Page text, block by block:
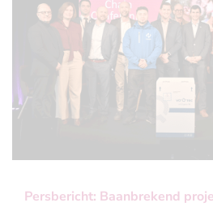
Persbericht: Baanbrekend